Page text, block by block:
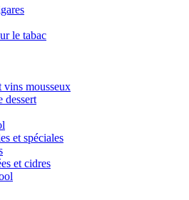
le tabac
vins mousseux
dessert
et spéciales
et cidres